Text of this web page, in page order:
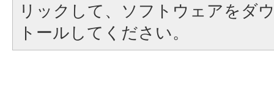
リックして、ソフトウェアをダ
トールしてください。